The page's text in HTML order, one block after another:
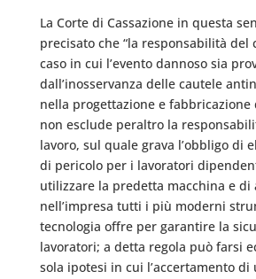
La Corte di Cassazione in questa
precisato che “la responsabilità del
caso in cui l’evento dannoso sia
dall’inosservanza delle cautele
nella progettazione e fabbricazione
non esclude peraltro la
lavoro, sul quale grava l’obbligo di
di pericolo per i lavoratori
utilizzare la predetta macchina e di
nell’impresa tutti i più moderni
tecnologia offre per garantire la
lavoratori; a detta regola può farsi
sola ipotesi in cui l’accertamento